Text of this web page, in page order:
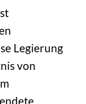
Legierung
von